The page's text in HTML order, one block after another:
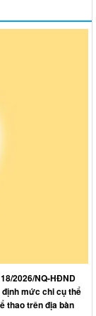
2026/NQ-HĐND
định mức chi cụ thể
thao trên địa bàn